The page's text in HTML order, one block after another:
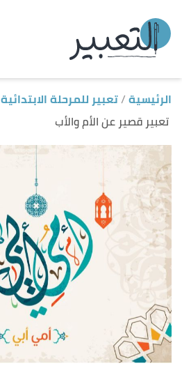
الرئيسية تعبير للمرحلة الابتدائية
تعبير قصير عن الأم والأب